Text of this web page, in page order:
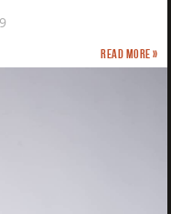
Read more »